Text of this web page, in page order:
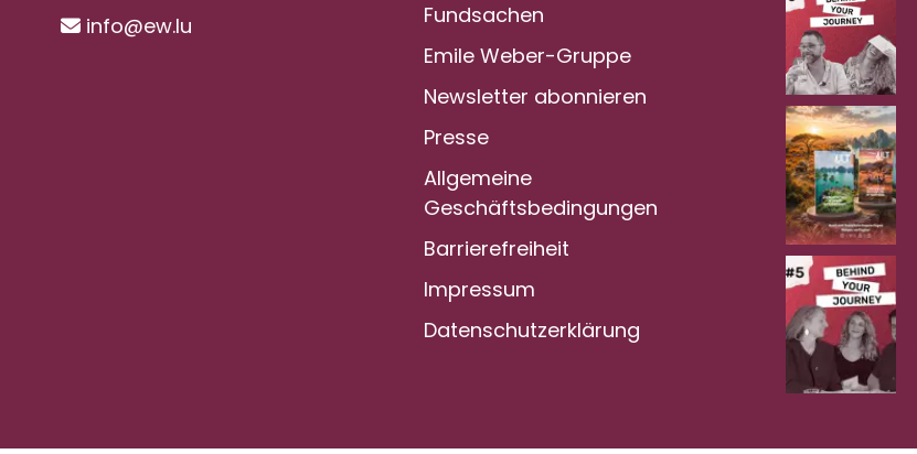
info@ew.lu
Fundsachen
Emile Weber-Gruppe
Newsletter abonnieren
Presse
Allgemeine
Geschäftsbedingungen
Barrierefreiheit
Impressum
Datenschutzerklärung